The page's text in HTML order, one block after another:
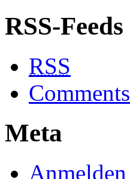
RSS-Feeds
RSS
Comments
Meta
Anmelden